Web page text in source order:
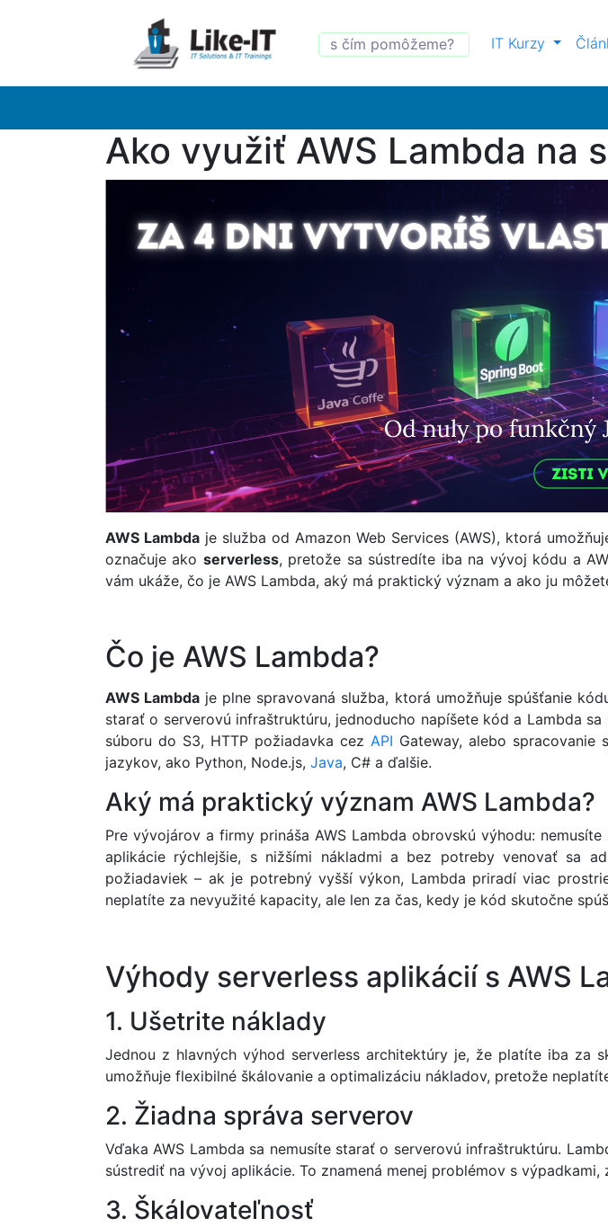
IT Kurzy
Ako využiť AWS Lambda na
AWS Lambdaje služba od Amazon Web Services (AWS), ktorá
označuje ako serverless, pretože sa sústredíte iba na vývoj kódu a
vám ukáže, čo je AWS Lambda, aký má praktický význam a ako ju
Čo je AWS Lambda?
AWS Lambda je plne spravovaná služba, ktorá umožňuje spúšťanie
starať o serverovú infraštruktúru, jednoducho napíšete kód a Lambda
súboru do S3, HTTP požiadavka cez API Gateway, alebo
jazykov, ako Python, Node.js, Java, C# a ďalšie.
Aký má praktický význam AWS Lambda?
Pre vývojárov a firmy prináša AWS Lambda obrovskú výhodu:
aplikácie rýchlejšie, s nižšími nákladmi a bez potreby venovať sa
požiadaviek – ak je potrebný vyšší výkon, Lambda priradí viac
neplatíte za nevyužité kapacity, ale len za čas, kedy je kód skutočne
Výhody serverless aplikácií s AWS
1. Ušetrite náklady
Jednou z hlavných výhod serverless architektúry je, že platíte iba za
umožňuje flexibilné škálovanie a optimalizáciu nákladov, pretože
2. Žiadna správa serverov
Vďaka AWS Lambda sa nemusíte starať o serverovú infraštruktúru.
sústrediť na vývoj aplikácie. To znamená menej problémov s
3. Škálovateľnosť